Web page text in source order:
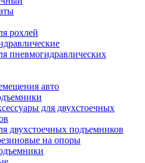
рохлей
пневмогидравлических
авто
для двухстоечных
двухстоечных подъемников
на опоры